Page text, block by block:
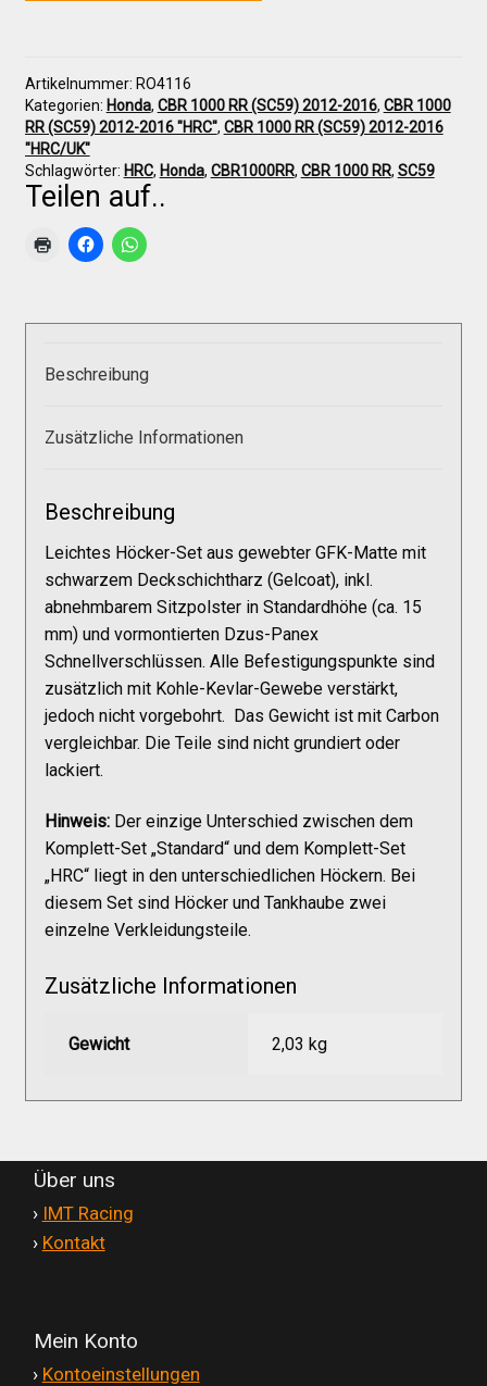
Galerie
Warenkorb
Kasse
Allgemeine Geschäftsbedingungen
FAQs
Impressum
Versandkosten
Widerruf
Datenschutzerklärung
Artikelnummer: RO4116
Kategorien: Honda, CBR 1000 RR (SC59) 2012-2016, CBR 1000
RR (SC59) 2012-2016 "HRC", CBR 1000 RR (SC59) 2012-2016
"HRC/UK"
Schlagwörter: HRC, Honda, CBR1000RR, CBR 1000 RR, SC59
Teilen auf..
Beschreibung
Zusätzliche Informationen
Beschreibung
Leichtes Höcker-Set aus gewebter GFK-Matte mit
schwarzem Deckschichtharz (Gelcoat), inkl.
abnehmbarem Sitzpolster in Standardhöhe (ca. 15
mm) und vormontierten Dzus-Panex
Schnellverschlüssen. Alle Befestigungspunkte sind
zusätzlich mit Kohle-Kevlar-Gewebe verstärkt,
jedoch nicht vorgebohrt. Das Gewicht ist mit Carbon
vergleichbar. Die Teile sind nicht grundiert oder
lackiert.
Hinweis:Der einzige Unterschied zwischen dem
Komplett-Set „Standard“ und dem Komplett-Set
„HRC“ liegt in den unterschiedlichen Höckern. Bei
diesem Set sind Höcker und Tankhaube zwei
einzelne Verkleidungsteile.
Zusätzliche Informationen
Gewicht 2,03 kg
Über uns
› IMT Racing
› Kontakt
Mein Konto
› Kontoeinstellungen